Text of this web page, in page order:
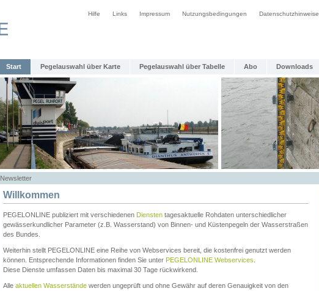
Hilfe Links Impressum Nutzungsbedingungen Datenschutzhinweise
Start Pegelauswahl über Karte Pegelauswahl über Tabelle Abo Downloads
Newsletter
Willkommen
PEGELONLINE publiziert mit verschiedenen Diensten tagesaktuelle Rohdaten unterschiedlicher
gewässerkundlicher Parameter (z.B. Wasserstand) von Binnen- und Küstenpegeln der Wasserstraßen
des Bundes.
Weiterhin stellt PEGELONLINE eine Reihe von Webservices bereit, die kostenfrei genutzt werden
können. Entsprechende Informationen finden Sie unter PEGELONLINE Webservices
Diese Dienste umfassen Daten bis maximal 30 Tage rückwirkend.
Alle aktuellen Wasserstände werden ungeprüft und ohne Gewähr auf deren Genauigkeit von den